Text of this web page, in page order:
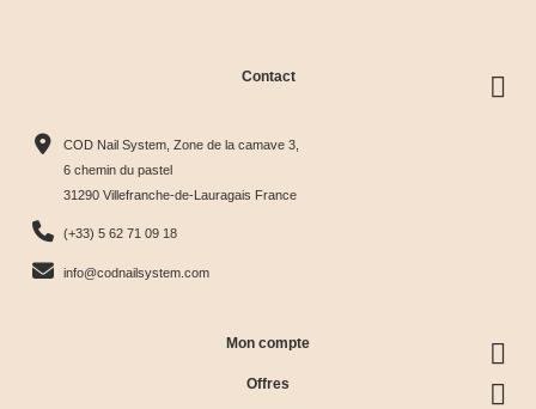
Contact
COD Nail System, Zone de la camave 3,
6 chemin du pastel
31290 Villefranche-de-Lauragais France
(+33) 5 62 71 09 18
info@codnailsystem.com
Mon compte
Offres